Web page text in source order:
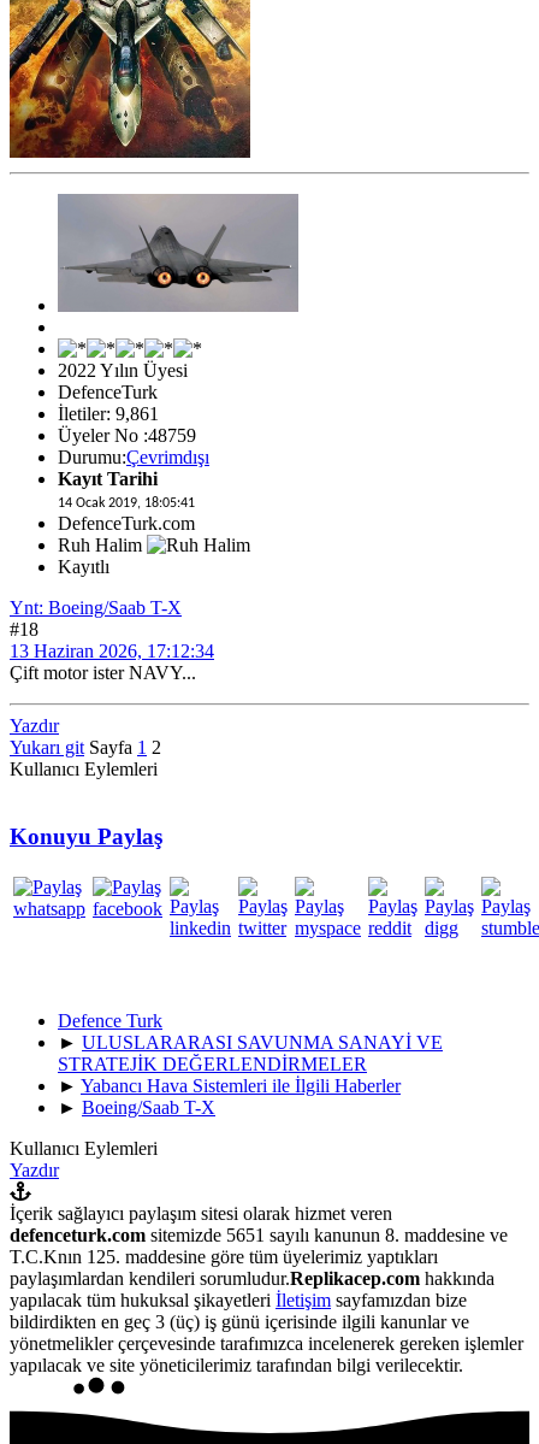
2022 Yılın Üyesi
DefenceTurk
İletiler: 9,861
Üyeler No :48759
Durumu:Çevrimdışı
Kayıt Tarihi
14 Ocak 2019, 18:05:41
DefenceTurk.com
Ruh Halim
Kayıtlı
Ynt: Boeing/Saab T-X
#18
13 Haziran 2026, 17:12:34
Çift motor ister NAVY...
Yazdır
Yukarı git Sayfa 1 2
Kullanıcı Eylemleri
Konuyu Paylaş
Defence Turk
► ULUSLARARASI SAVUNMA SANAYİ VE
STRATEJİK DEĞERLENDİRMELER
► Yabancı Hava Sistemleri ile İlgili Haberler
► Boeing/Saab T-X
Kullanıcı Eylemleri
Yazdır
İçerik sağlayıcı paylaşım sitesi olarak hizmet veren
defenceturk.com sitemizde 5651 sayılı kanunun 8. maddesine ve
T.C.Knın 125. maddesine göre tüm üyelerimiz yaptıkları
paylaşımlardan kendileri sorumludur.Replikacep.com hakkında
yapılacak tüm hukuksal şikayetleri İletişim sayfamızdan bize
bildirdikten en geç 3 (üç) iş günü içerisinde ilgili kanunlar ve
yönetmelikler çerçevesinde tarafımızca incelenerek gereken işlemler
yapılacak ve site yöneticilerimiz tarafından bilgi verilecektir.